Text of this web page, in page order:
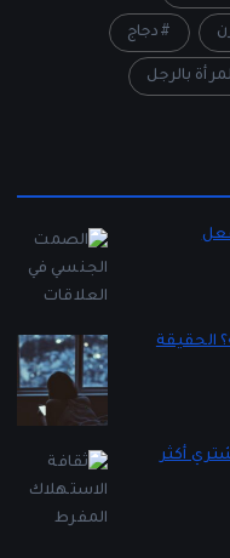
دجاج
بالرجل
الحقيقة
أكثر